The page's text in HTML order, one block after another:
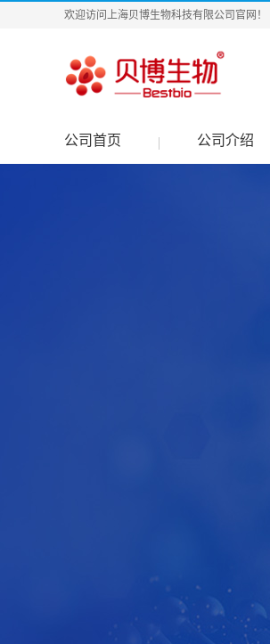
欢迎访问上海贝博生物科技有限公司官网！
公司首页 公司介绍